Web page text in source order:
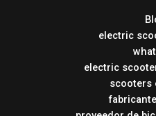
electric
electric
scooters